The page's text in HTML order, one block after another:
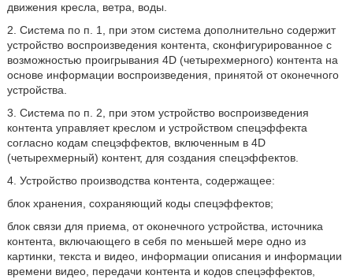
движения кресла, ветра, воды.
2. Система по п. 1, при этом система дополнительно содержит
устройство воспроизведения контента, сконфигурированное с
возможностью проигрывания 4D (четырехмерного) контента на
основе информации воспроизведения, принятой от оконечного
устройства.
3. Система по п. 2, при этом устройство воспроизведения
контента управляет креслом и устройством спецэффекта
согласно кодам спецэффектов, включенным в 4D
(четырехмерный) контент, для создания спецэффектов.
4. Устройство производства контента, содержащее:
блок хранения, сохраняющий коды спецэффектов;
блок связи для приема, от оконечного устройства, источника
контента, включающего в себя по меньшей мере одно из
картинки, текста и видео, информации описания и информации
времени видео, передачи контента и кодов спецэффектов,